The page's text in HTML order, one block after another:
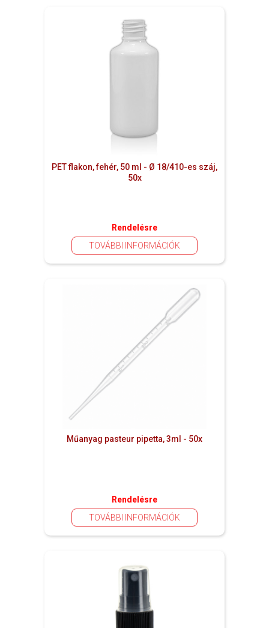
PET flakon, fehér, 50 ml - Ø 18/410-es száj,
50x
Rendelésre
TOVÁBBI INFORMÁCIÓK
Műanyag pasteur pipetta, 3ml - 50x
Rendelésre
TOVÁBBI INFORMÁCIÓK